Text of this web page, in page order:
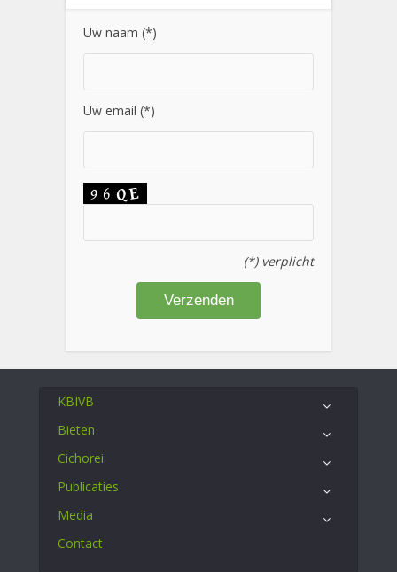
Uw naam (*)
Uw email (*)
(*) verplicht
KBIVB
Bieten
Cichorei
Publicaties
Media
Contact